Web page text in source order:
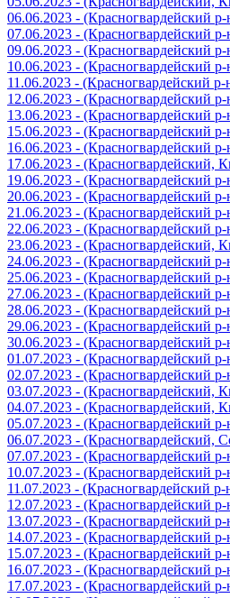
06.06.2023 - (Красногвардейский
07.06.2023 - (Красногвардейский
09.06.2023 - (Красногвардейский
10.06.2023 - (Красногвардейский
11.06.2023 - (Красногвардейский
12.06.2023 - (Красногвардейский
13.06.2023 - (Красногвардейский
15.06.2023 - (Красногвардейский
16.06.2023 - (Красногвардейский
17.06.2023 - (Красногвардейский,
19.06.2023 - (Красногвардейский
20.06.2023 - (Красногвардейский
21.06.2023 - (Красногвардейский
22.06.2023 - (Красногвардейский
23.06.2023 - (Красногвардейский,
24.06.2023 - (Красногвардейский
25.06.2023 - (Красногвардейский
27.06.2023 - (Красногвардейский
28.06.2023 - (Красногвардейский
29.06.2023 - (Красногвардейский
30.06.2023 - (Красногвардейский
01.07.2023 - (Красногвардейский
02.07.2023 - (Красногвардейский
03.07.2023 - (Красногвардейский,
04.07.2023 - (Красногвардейский,
05.07.2023 - (Красногвардейский
06.07.2023 - (Красногвардейский,
07.07.2023 - (Красногвардейский
10.07.2023 - (Красногвардейский
11.07.2023 - (Красногвардейский
12.07.2023 - (Красногвардейский
13.07.2023 - (Красногвардейский
14.07.2023 - (Красногвардейский
15.07.2023 - (Красногвардейский
16.07.2023 - (Красногвардейский
17.07.2023 - (Красногвардейский